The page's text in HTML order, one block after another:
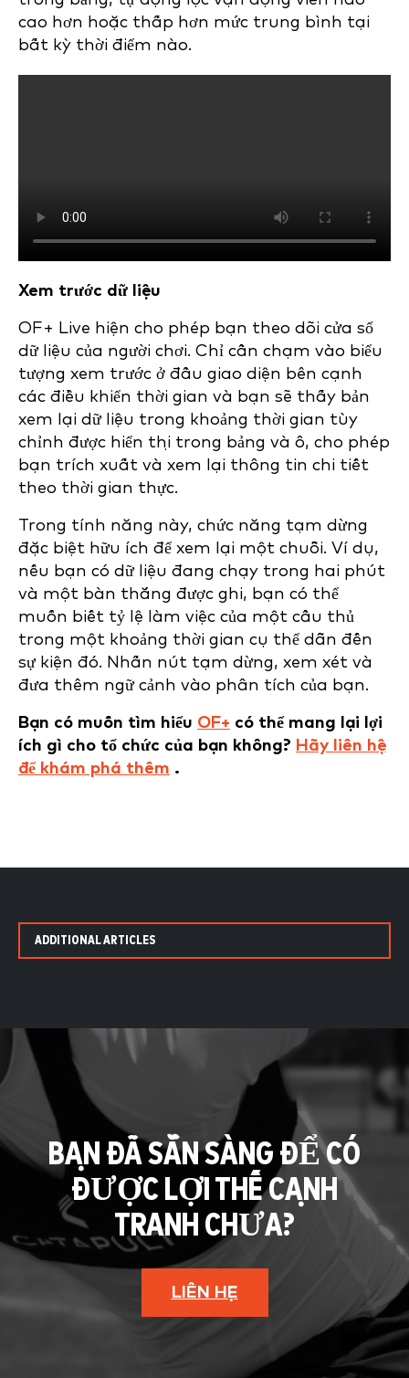
cao hơn hoặc thấp hơn mức trung bình tại
bất kỳ thời điểm nào.
Xem trước dữ liệu
OF+ Live hiện cho phép bạn theo dõi cửa sổ
dữ liệu của người chơi. Chỉ cần chạm vào biểu
tượng xem trước ở đầu giao diện bên cạnh
các điều khiển thời gian và bạn sẽ thấy bản
xem lại dữ liệu trong khoảng thời gian tùy
chỉnh được hiển thị trong bảng và ô, cho phép
bạn trích xuất và xem lại thông tin chi tiết
theo thời gian thực.
Trong tính năng này, chức năng tạm dừng
đặc biệt hữu ích để xem lại một chuỗi. Ví dụ,
nếu bạn có dữ liệu đang chạy trong hai phút
và một bàn thắng được ghi, bạn có thể
muốn biết tỷ lệ làm việc của một cầu thủ
trong một khoảng thời gian cụ thể dẫn đến
sự kiện đó. Nhấn nút tạm dừng, xem xét và
đưa thêm ngữ cảnh vào phân tích của bạn.
Bạn có muốn tìm hiểu OF+ có thể mang lại lợi
ích gì cho tổ chức của bạn không? Hãy liên hệ
để khám phá thêm .
ADDITIONAL ARTICLES
BẠN ĐÃ SẴN SÀNG ĐỂ CÓ
ĐƯỢC LỢI THẾ CẠNH
TRANH CHƯA?
LIÊN HỆ